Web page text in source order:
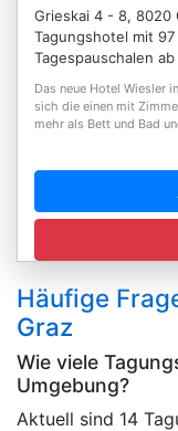
Grieskai 4 - 8, 8020
Tagungshotel mit
Tagespauschalen
Das neue Hotel Wiesler
sich die einen mit
mehr als Bett und Bad
Häufige
Graz
Wie viele
Umgebung?
Aktuell sind 14